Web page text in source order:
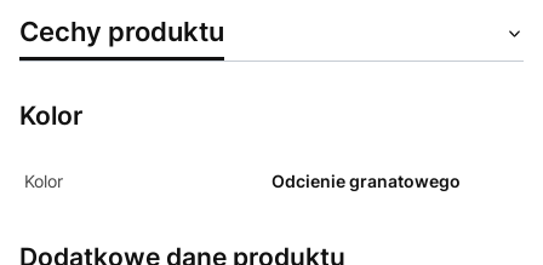
Cechy produktu
Kolor
Kolor Odcienie granatowego
Dodatkowe dane produktu